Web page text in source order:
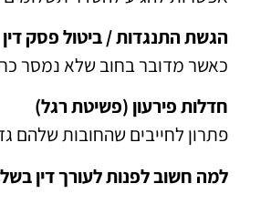
הגשת התנגדות / ביטול פסק דין
כאשר מדובר בחוב שלא נמסר
חדלות פירעון (פשיטת רגל)
פתרון לחייבים שהחובות שלהם
למה חשוב לפנות לעורך דין